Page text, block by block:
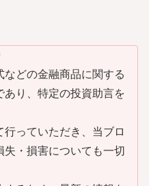
どの金融商品に関する
り、特定の投資助言を
っていただき、当ブロ
・損害についても一切